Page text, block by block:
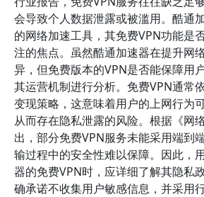
会导致个人数据泄露或被滥用。酷通
的网络加速工具，其免费VPN功能是
注的焦点。虽然酷通加速器在提升网
异，但免费版本的VPN是否能保障用
其运营机制进行分析。免费VPN通常
变现策略，这意味着用户的上网行为
从而存在隐私泄露的风险。根据《网
出，部分免费VPN服务未能采用端到
输过程中的安全性难以保障。因此，
器的免费VPN时，应详细了解其隐私
确承诺不收集用户敏感信息，并采用